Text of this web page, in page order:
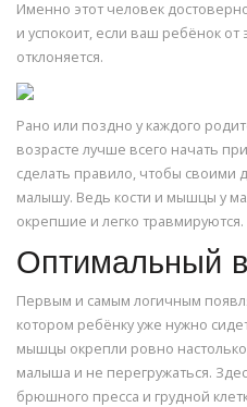
Именно этот человек
и успокоит, если ваш ребёнок
отклоняется.
Рано или поздно у каждого
возрасте лучше всего начать
сделать правило, чтобы своими
малышу. Ведь кости и мышцы у
окрепшие и легко травмируются.
Оптимальный
Первым и самым логичным
котором ребёнку уже нужно
мышцы окрепли ровно
малыша и не перегружаться.
брюшного пресса и грудной